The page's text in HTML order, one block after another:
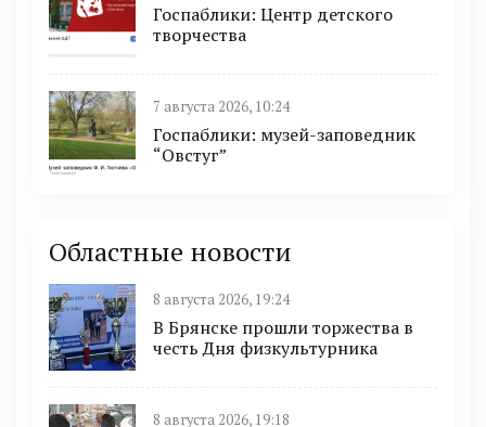
Госпаблики: Центр детского
творчества
7 августа 2026, 10:24
Госпаблики: музей-заповедник
“Овстуг”
Областные новости
8 августа 2026, 19:24
В Брянске прошли торжества в
честь Дня физкультурника
8 августа 2026, 19:18